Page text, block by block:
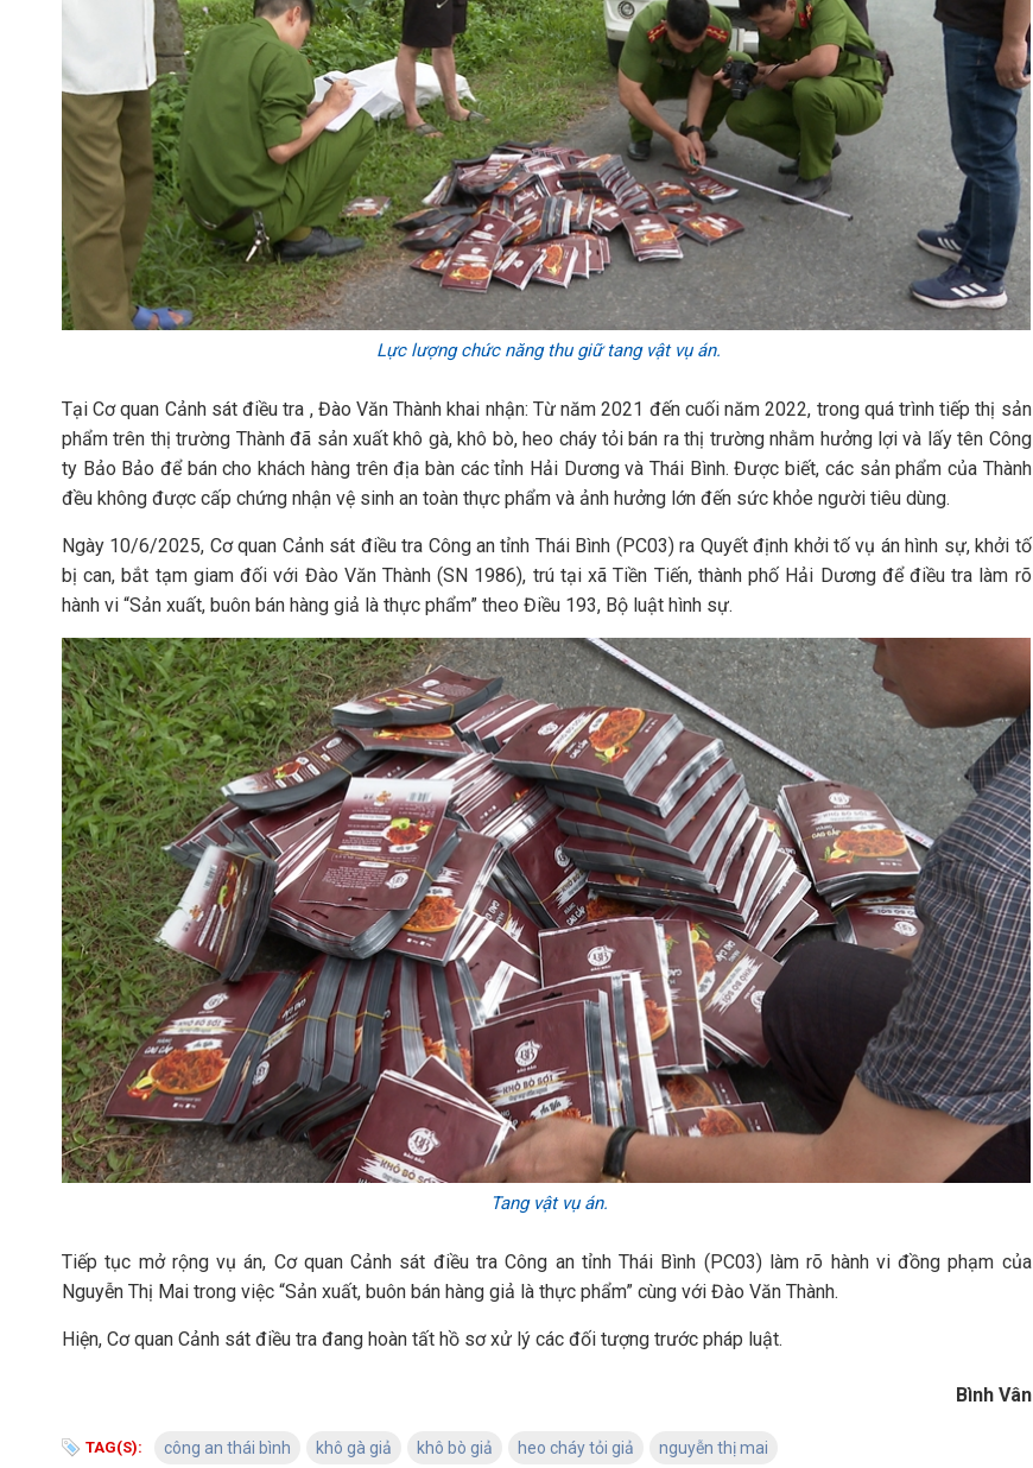
Lực lượng chức năng thu giữ tang vật vụ án.
Tại Cơ quan Cảnh sát điều tra , Đào Văn Thành khai nhận: Từ năm 2021 đến cuối năm 2022, trong quá trình tiếp thị sản
phẩm trên thị trường Thành đã sản xuất khô gà, khô bò, heo cháy tỏi bán ra thị trường nhằm hưởng lợi và lấy tên Công
ty Bảo Bảo để bán cho khách hàng trên địa bàn các tỉnh Hải Dương và Thái Bình. Được biết, các sản phẩm của Thành
đều không được cấp chứng nhận vệ sinh an toàn thực phẩm và ảnh hưởng lớn đến sức khỏe người tiêu dùng.
Ngày 10/6/2025, Cơ quan Cảnh sát điều tra Công an tỉnh Thái Bình (PC03) ra Quyết định khởi tố vụ án hình sự, khởi tố
bị can, bắt tạm giam đối với Đào Văn Thành (SN 1986), trú tại xã Tiền Tiến, thành phố Hải Dương để điều tra làm rõ
hành vi “Sản xuất, buôn bán hàng giả là thực phẩm” theo Điều 193, Bộ luật hình sự.
Tang vật vụ án.
Tiếp tục mở rộng vụ án, Cơ quan Cảnh sát điều tra Công an tỉnh Thái Bình (PC03) làm rõ hành vi đồng phạm của
Nguyễn Thị Mai trong việc “Sản xuất, buôn bán hàng giả là thực phẩm” cùng với Đào Văn Thành.
Hiện, Cơ quan Cảnh sát điều tra đang hoàn tất hồ sơ xử lý các đối tượng trước pháp luật.
Bình Vân
TAG(S): công an thái bình khô gà giả khô bò giả heo cháy tỏi giả nguyễn thị mai